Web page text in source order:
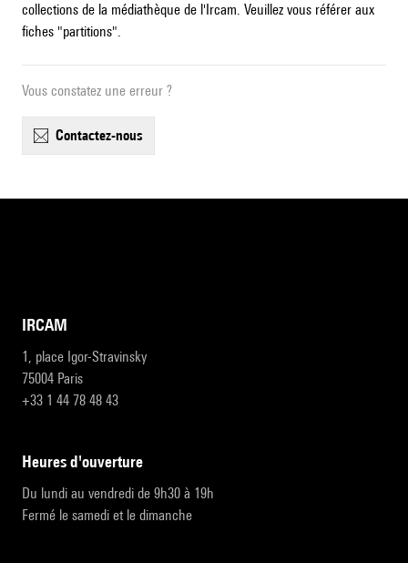
collections de la médiathèque de l'Ircam. Veuillez vous référer aux
fiches "partitions".
Vous constatez une erreur ?
contactez-nous
IRCAM
1, place Igor-Stravinsky
75004 Paris
+33 1 44 78 48 43
heures d'ouverture
Du lundi au vendredi de 9h30 à 19h
Fermé le samedi et le dimanche